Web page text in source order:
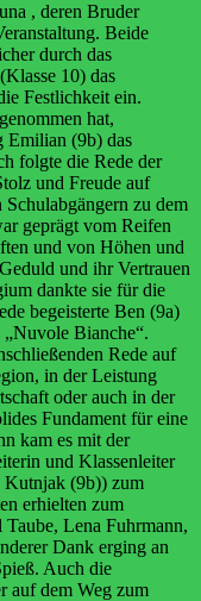
, deren Bruder
Beide
durch das
10) das
Festlichkeit ein.
hat,
Emilian (9b) das
folgte die Rede der
und Freude auf
Schulabgängern zu dem
geprägt vom Reifen
und von Höhen und
und ihr Vertrauen
dankte sie für die
begeisterte Ben (9a)
Bianche“.
Rede auf
in der Leistung
oder auch in der
Fundament für eine
kam es mit der
und Klassenleiter
Kutnjak (9b)) zum
erhielten zum
Lena Fuhrmann,
Dank erging an
Auch die
auf dem Weg zum